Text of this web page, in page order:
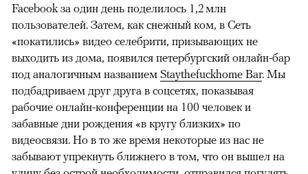
Facebook за один день поделилось 1,2 млн
пользователей. Затем, как снежный ком, в Сеть
«покатились» видео селебрити, призывающих не
выходить из дома, появился петербургский онлайн-бар
под аналогичным названием Staythefuckhome Bar. Мы
подбадриваем друг друга в соцсетях, показывая
рабочие онлайн-конференции на 100 человек и
забавные дни рождения «в кругу близких» по
видеосвязи. Но в то же время некоторые из нас не
забывают упрекнуть ближнего в том, что он вышел на